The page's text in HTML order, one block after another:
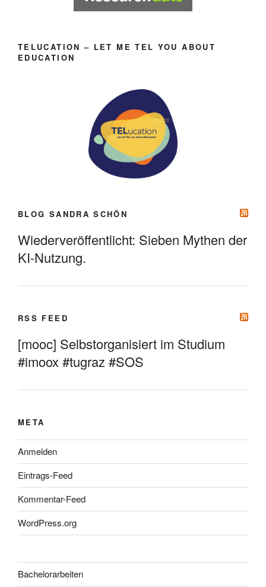
TELUCATION – LET ME TEL YOU ABOUT
EDUCATION
BLOG SANDRA SCHÖN
Wiederveröffentlicht: Sieben Mythen der
KI-Nutzung.
RSS FEED
[mooc] Selbstorganisiert im Studium
#imoox #tugraz #SOS
META
Anmelden
Eintrags-Feed
Kommentar-Feed
WordPress.org
Bachelorarbeiten